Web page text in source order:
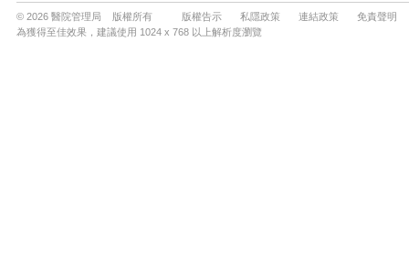
© 2026 醫院管理局 版權所有 版權告示 私隱政策 連結政策
免責聲明
為獲得至佳效果，建議使用 1024 x 768 以上解析度瀏覽